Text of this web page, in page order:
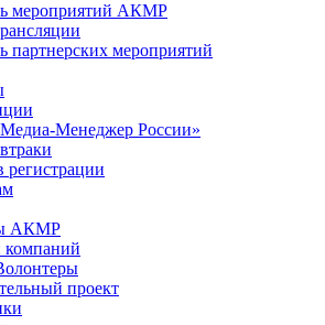
мероприятий АКМР
партнерских мероприятий
Менеджер России»
АКМР
компаний
проект